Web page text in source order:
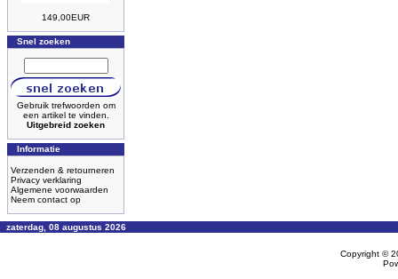
149,00EUR
Snel zoeken
Gebruik trefwoorden om
een artikel te vinden.
Uitgebreid zoeken
Informatie
Verzenden & retourneren
Privacy verklaring
Algemene voorwaarden
Neem contact op
zaterdag, 08 augustus 2026
Copyright ©